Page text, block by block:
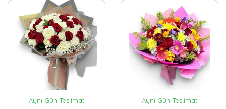
Aynı Gün Teslimat Aynı Gün Teslimat